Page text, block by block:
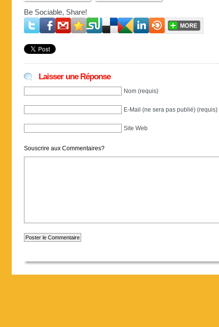
Be Sociable, Share!
Laisser une Réponse
Nom (requis)
E-Mail (ne sera pas publié) (requis)
Site Web
Souscrire aux Commentaires?